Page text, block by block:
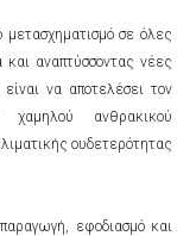
σε όλες
και αναπτύσσοντας νέες
να αποτελέσει τον
ανθρακικού
ουδετερότητας
εφοδιασμό και